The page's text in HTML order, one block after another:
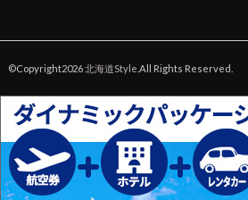
©Copyright2026北海道Style .All Rights Reserved.